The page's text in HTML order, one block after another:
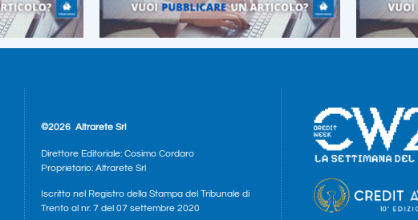
©2026 Altrarete Srl
Direttore Editoriale: Cosimo Cordaro
Proprietario: Altrarete Srl
Iscritto nel Registro della Stampa del Tribunale di
Trento al nr. 7 del 07 settembre 2020